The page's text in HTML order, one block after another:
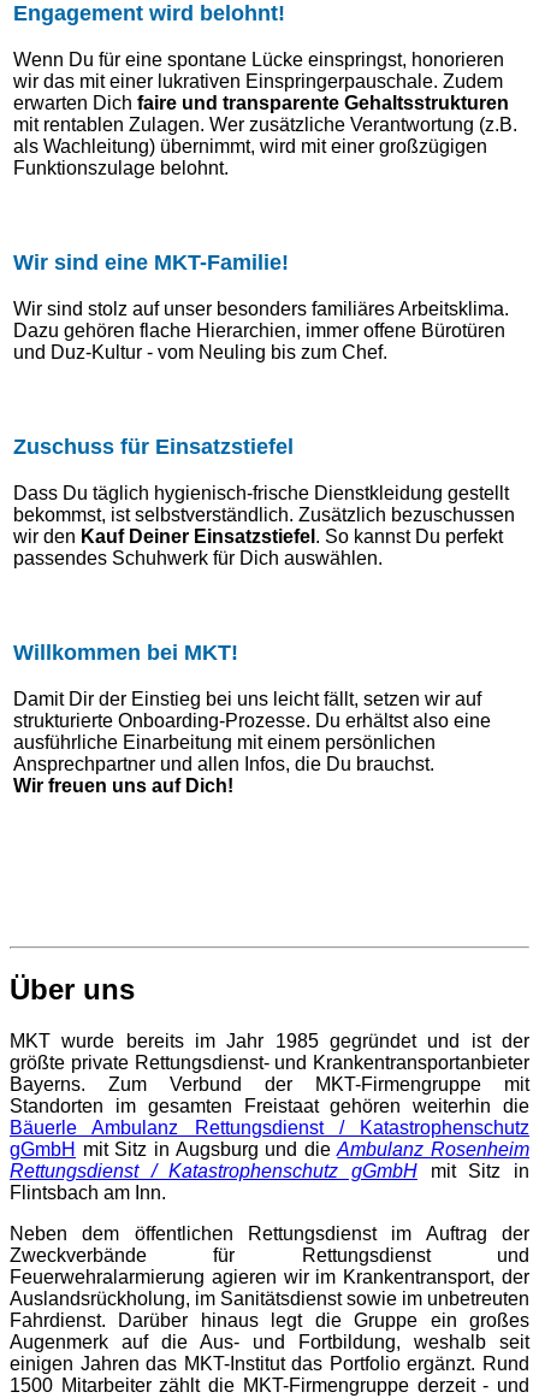
Engagement wird belohnt!
Wenn Du für eine spontane Lücke einspringst, honorieren
wir das mit einer lukrativen Einspringerpauschale. Zudem
erwarten Dich faire und transparente Gehaltsstrukturen
mit rentablen Zulagen. Wer zusätzliche Verantwortung (z.B.
als Wachleitung) übernimmt, wird mit einer großzügigen
Funktionszulage belohnt.
Wir sind eine MKT-Familie!
Wir sind stolz auf unser besonders familiäres Arbeitsklima.
Dazu gehören flache Hierarchien, immer offene Bürotüren
und Duz-Kultur - vom Neuling bis zum Chef.
Zuschuss für Einsatzstiefel
Dass Du täglich hygienisch-frische Dienstkleidung gestellt
bekommst, ist selbstverständlich. Zusätzlich bezuschussen
wir den Kauf Deiner Einsatzstiefel . So kannst Du perfekt
passendes Schuhwerk für Dich auswählen.
Willkommen bei MKT!
Damit Dir der Einstieg bei uns leicht fällt, setzen wir auf
strukturierte Onboarding-Prozesse. Du erhältst also eine
ausführliche Einarbeitung mit einem persönlichen
Ansprechpartner und allen Infos, die Du brauchst.
Wir freuen uns auf Dich!
Über uns
MKT wurde bereits im Jahr 1985 gegründet und ist der
größte private Rettungsdienst- und Krankentransportanbieter
Bayerns. Zum Verbund der MKT-Firmengruppe mit
Standorten im gesamten Freistaat gehören weiterhin die
Bäuerle Ambulanz Rettungsdienst / Katastrophenschutz
gGmbH mit Sitz in Augsburg und die Ambulanz Rosenheim
Rettungsdienst / Katastrophenschutz gGmbH mit Sitz in
Flintsbach am Inn.
Neben dem öffentlichen Rettungsdienst im Auftrag der
Zweckverbände für Rettungsdienst und
Feuerwehralarmierung agieren wir im Krankentransport, der
Auslandsrückholung, im Sanitätsdienst sowie im unbetreuten
Fahrdienst. Darüber hinaus legt die Gruppe ein großes
Augenmerk auf die Aus- und Fortbildung, weshalb seit
einigen Jahren das MKT-Institut das Portfolio ergänzt. Rund
1500 Mitarbeiter zählt die MKT-Firmengruppe derzeit - und